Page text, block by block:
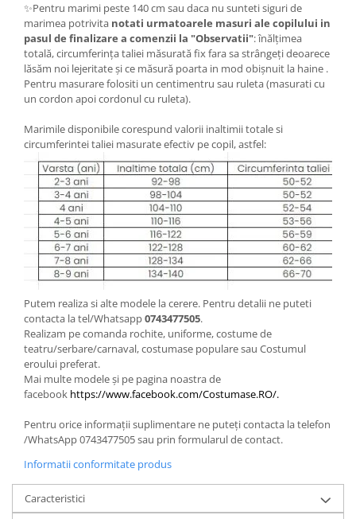
✨Pentru marimi peste 140 cm sau daca nu sunteti siguri de
marimea potrivita notati urmatoarele masuri ale copilului in
pasul de finalizare a comenzii la "Observatii": înălțimea
totală, circumferința taliei măsurată fix fara sa strângeți deoarece
lăsăm noi lejeritate și ce măsură poarta in mod obișnuit la haine .
Pentru masurare folositi un centimentru sau ruleta (masurati cu
un cordon apoi cordonul cu ruleta).
Marimile disponibile corespund valorii inaltimii totale si
circumferintei taliei masurate efectiv pe copil, astfel:
Putem realiza si alte modele la cerere. Pentru detalii ne puteti
contacta la tel/Whatsapp0743477505.
Realizam pe comanda rochite, uniforme, costume de
teatru/serbare/carnaval, costumase populare sau Costumul
eroului preferat.
Mai multe modele și pe pagina noastra de
facebook https://www.facebook.com/Costumase.RO/.
Pentru orice informații suplimentare ne puteți contacta la telefon
/WhatsApp 0743477505 sau prin formularul de contact.
Informatii conformitate produs
Caracteristici